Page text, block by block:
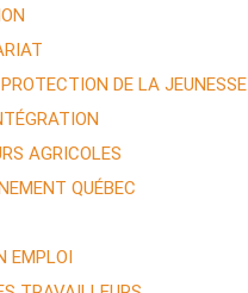
DE LA JEUNESSE
AGRICOLES
QUÉBEC
EMPLOI